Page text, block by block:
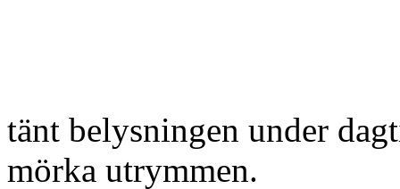
tänt belysningen under
mörka utrymmen.